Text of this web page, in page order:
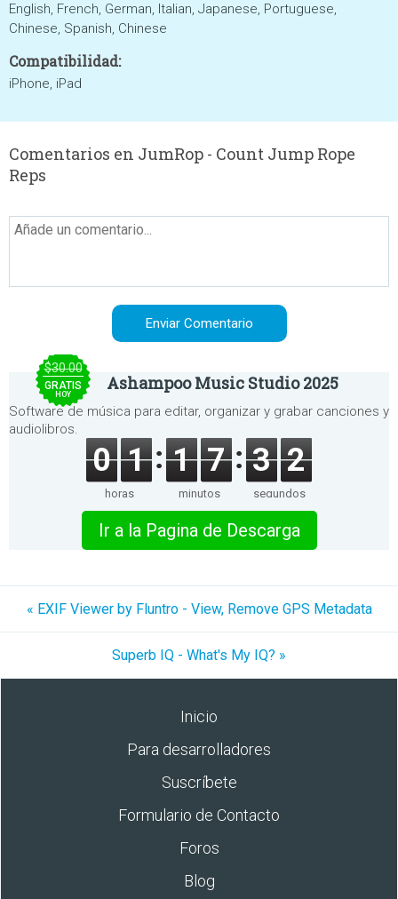
English, French, German, Italian, Japanese, Portuguese,
Chinese, Spanish, Chinese
Compatibilidad:
iPhone, iPad
Comentarios en JumRop - Count Jump Rope
Reps
$30.00
GRATIS
HOY
Ashampoo Music Studio 2025
Software de música para editar, organizar y grabar canciones y
audiolibros.
0 1
horas
1 7
minutos
3 2
segundos
Ir a la Pagina de Descarga
« EXIF Viewer by Fluntro - View, Remove GPS Metadata
Superb IQ - What's My IQ? »
Inicio
Para desarrolladores
Suscríbete
Formulario de Contacto
Foros
Blog